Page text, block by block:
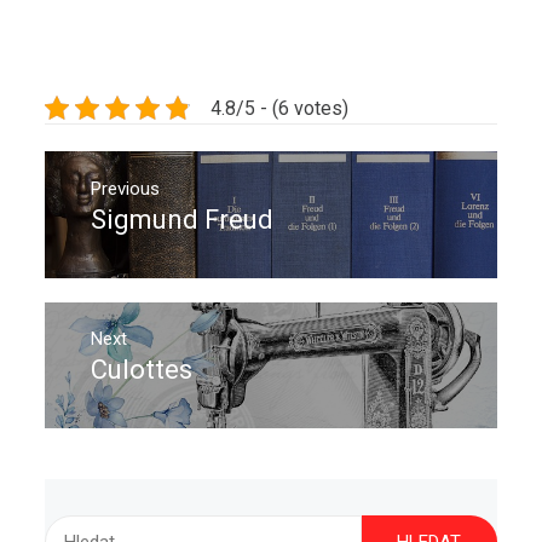
4.8/5 - (6 votes)
Navigace
pro
příspěvek
Previous
Previous
Sigmund Freud
Next
Next
post:
Culottes